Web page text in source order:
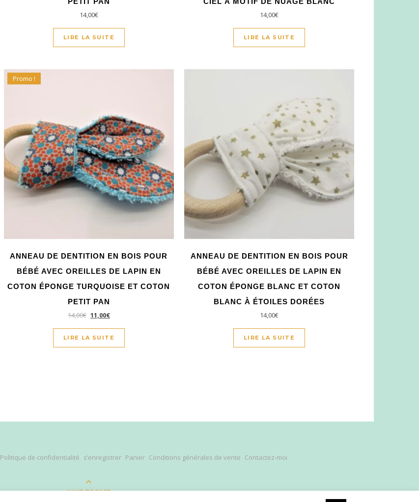
14,00€
LIRE LA SUITE
14,00€
LIRE LA SUITE
Promo !
ANNEAU DE DENTITION EN BOIS POUR
BÉBÉ AVEC OREILLES DE LAPIN EN
COTON ÉPONGE TURQUOISE ET COTON
PETIT PAN
14,00€ 11,00€
LIRE LA SUITE
ANNEAU DE DENTITION EN BOIS POUR
BÉBÉ AVEC OREILLES DE LAPIN EN
COTON ÉPONGE BLANC ET COTON
BLANC À ÉTOILES DORÉES
14,00€
LIRE LA SUITE
Politique de confidentialité s’enregistrer Panier Conditions générales de vente Contactez-moi
HAUT DE PAGE